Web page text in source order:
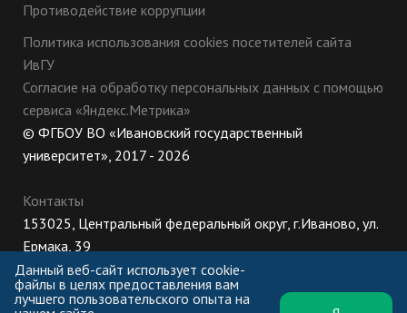
Противодействие коррупции
Политика использования cookies посетителей сайта
ИвГУ
Согласие на обработку персональных данных с помощью
сервиса «Яндекс.Метрика»
© ФГБОУ ВО «Ивановский государственный
университет», 2017 - 2026
Контакты
153025, Центральный федеральный округ, г.Иваново, ул.
Ермака, 39
8 (800) 222-56-86 (Приемная комиссия), +7 (4932) 32-62-
10 (Ректорат)
Данный веб-сайт использует cookie-
файлы в целях предоставления вам
лучшего пользовательского опыта на